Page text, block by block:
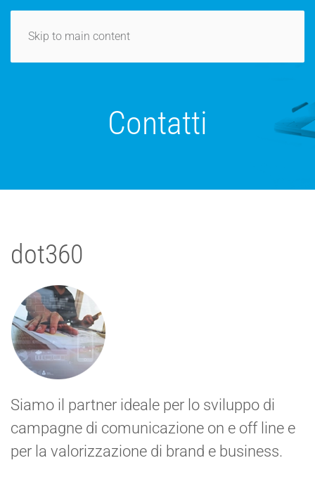
Skip to main content
Contatti
dot360
Siamo il partner ideale per lo sviluppo di
campagne di comunicazione on e off line e
per la valorizzazione di brand e business.